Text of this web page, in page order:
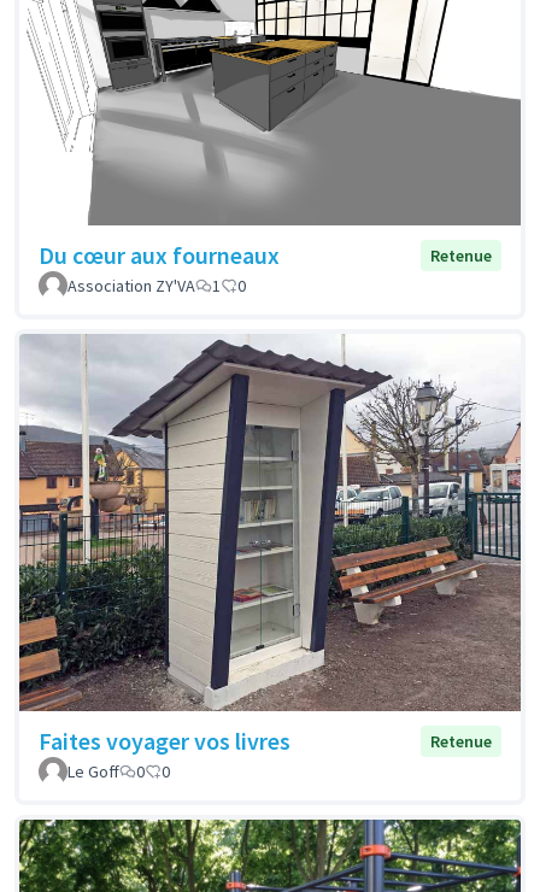
Du cœur aux fourneaux
Retenue
Association ZY'VA
1 0
Faites voyager vos livres
Retenue
Le Goff
0 0